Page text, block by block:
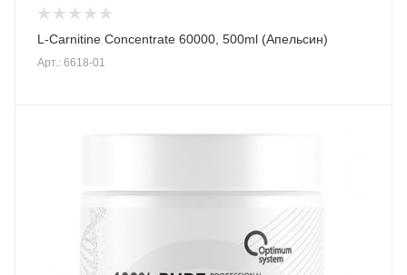
L-Carnitine Concentrate 60000, 500ml (Апельсин)
Арт.: 6618-01